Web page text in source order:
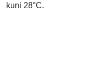
kuni 28°C.